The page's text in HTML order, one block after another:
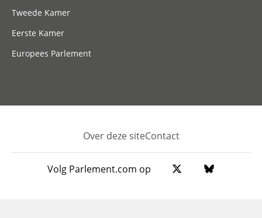
Tweede Kamer
Eerste Kamer
Europees Parlement
Footer
Over deze siteContact
Volg Parlement.com op